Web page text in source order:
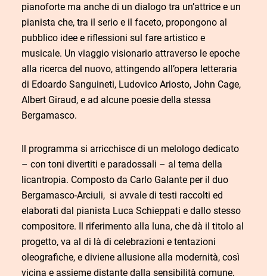
pianoforte ma anche di un dialogo tra un’attrice e un
pianista che, tra il serio e il faceto, propongono al
pubblico idee e riflessioni sul fare artistico e
musicale. Un viaggio visionario attraverso le epoche
alla ricerca del nuovo, attingendo all’opera letteraria
di Edoardo Sanguineti, Ludovico Ariosto, John Cage,
Albert Giraud, e ad alcune poesie della stessa
Bergamasco.
Il programma si arricchisce di un melologo dedicato
– con toni divertiti e paradossali – al tema della
licantropia. Composto da Carlo Galante per il duo
Bergamasco-Arciuli, si avvale di testi raccolti ed
elaborati dal pianista Luca Schieppati e dallo stesso
compositore. Il riferimento alla luna, che dà il titolo al
progetto, va al di là di celebrazioni e tentazioni
oleografiche, e diviene allusione alla modernità, così
vicina e assieme distante dalla sensibilità comune,